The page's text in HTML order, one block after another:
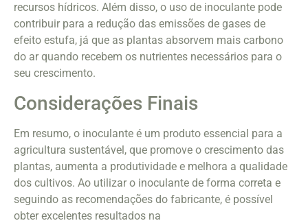
recursos hídricos. Além disso, o uso de inoculante pode
contribuir para a redução das emissões de gases de
efeito estufa, já que as plantas absorvem mais carbono
do ar quando recebem os nutrientes necessários para o
seu crescimento.
Considerações Finais
Em resumo, o inoculante é um produto essencial para a
agricultura sustentável, que promove o crescimento das
plantas, aumenta a produtividade e melhora a qualidade
dos cultivos. Ao utilizar o inoculante de forma correta e
seguindo as recomendações do fabricante, é possível
obter excelentes resultados na